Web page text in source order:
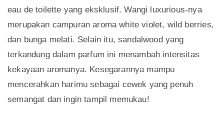
eau de toilette yang eksklusif. Wangi luxurious-nya
merupakan campuran aroma white violet, wild berries,
dan bunga melati. Selain itu, sandalwood yang
terkandung dalam parfum ini menambah intensitas
kekayaan aromanya. Kesegarannya mampu
mencerahkan harimu sebagai cewek yang penuh
semangat dan ingin tampil memukau!